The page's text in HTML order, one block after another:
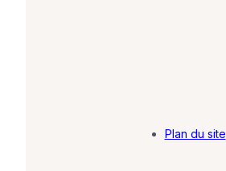
Plan du site